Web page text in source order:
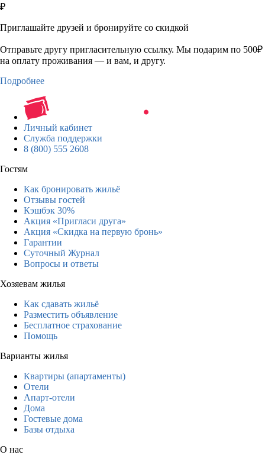
₽
Приглашайте друзей и бронируйте со скидкой
Отправьте другу пригласительную ссылку. Мы подарим по 500₽
на оплату проживания — и вам, и другу.
Подробнее
Личный кабинет
Служба поддержки
8 (800) 555 2608
Гостям
Как бронировать жильё
Отзывы гостей
Кэшбэк 30%
Акция «Пригласи друга»
Акция «Скидка на первую бронь»
Гарантии
Суточный Журнал
Вопросы и ответы
Хозяевам жилья
Как сдавать жильё
Разместить объявление
Бесплатное страхование
Помощь
Варианты жилья
Квартиры (апартаменты)
Отели
Апарт-отели
Дома
Гостевые дома
Базы отдыха
О нас